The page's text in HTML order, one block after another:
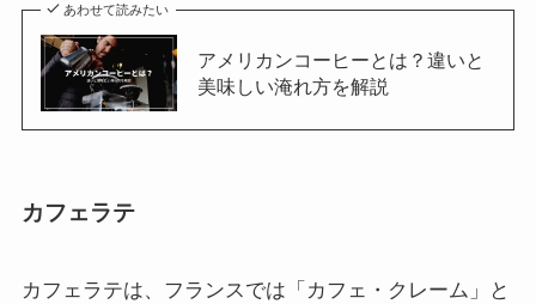
あわせて読みたい
アメリカンコーヒーとは？違いと
美味しい淹れ方を解説
カフェラテ
カフェラテは、フランスでは「カフェ・クレーム」と